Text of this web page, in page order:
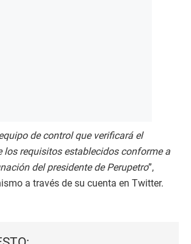
de control que verificará el
los requisitos establecidos conforme a
del presidente de Perupetro”,
a través de su cuenta en Twitter.